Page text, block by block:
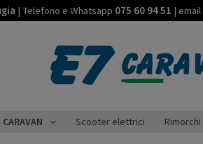
| Telefono e Whatsapp 075 60 94 51 | email
CARAVAN Scooter elettrici Rimorchi